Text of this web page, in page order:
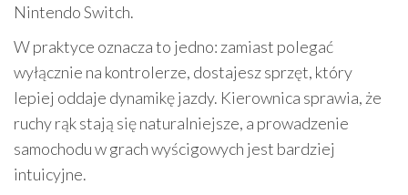
Nintendo Switch.
W praktyce oznacza to jedno: zamiast polegać
wyłącznie na kontrolerze, dostajesz sprzęt, który
lepiej oddaje dynamikę jazdy. Kierownica sprawia, że
ruchy rąk stają się naturalniejsze, a prowadzenie
samochodu w grach wyścigowych jest bardziej
intuicyjne.